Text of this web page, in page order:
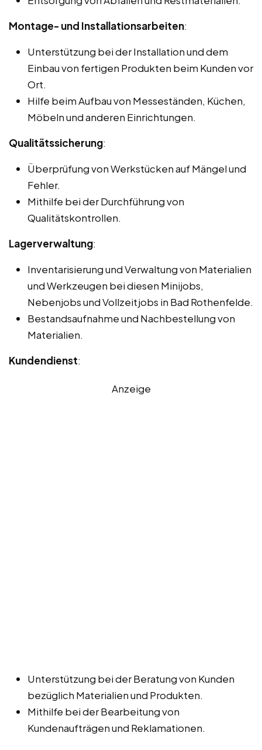
Montage- und Installationsarbeiten:
Unterstützung bei der Installation und dem
Einbau von fertigen Produkten beim Kunden vor
Ort.
Hilfe beim Aufbau von Messeständen, Küchen,
Möbeln und anderen Einrichtungen.
Qualitätssicherung:
Überprüfung von Werkstücken auf Mängel und
Fehler.
Mithilfe bei der Durchführung von
Qualitätskontrollen.
Lagerverwaltung:
Inventarisierung und Verwaltung von Materialien
und Werkzeugen bei diesen Minijobs,
Nebenjobs und Vollzeitjobs in Bad Rothenfelde.
Bestandsaufnahme und Nachbestellung von
Materialien.
Kundendienst:
Anzeige
Unterstützung bei der Beratung von Kunden
bezüglich Materialien und Produkten.
Mithilfe bei der Bearbeitung von
Kundenaufträgen und Reklamationen.